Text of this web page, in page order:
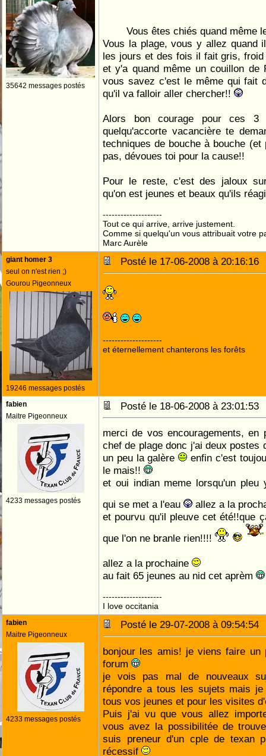
35642 messages postés
Vous êtes chiés quand même
Vous la plage, vous y allez quand
les jours et des fois il fait gris,
et y'a quand même un couillon de
vous savez c'est le même qui fait
qu'il va falloir aller chercher!!
Alors bon courage pour ces 3
quelqu'accorte vacancière te
techniques de bouche à bouche
pas, dévoues toi pour la cause!!
Pour le reste, c'est des jaloux
qu'on est jeunes et beaux qu'ils
--------------------
Tout ce qui arrive, arrive justement.
Comme si quelqu'un vous attribuait votre
Marc Aurèle
giant homer 3
seul on n'est rien ;)
Gourou Pigeonneux
19246 messages postés
Posté le 17-06-2008 à
--------------------
et éternellement chanterons les forêts
fabien
Maitre Pigeonneux
4233 messages postés
Posté le 18-06-2008 à
merci de vos encouragements,
chef de plage donc j'ai deux postes
un peu la galère
enfin c'est
le mais!!
et oui indian meme lorsqu'un pleu
qui se met a l'eau
allez a la
et pourvu qu'il pleuve cet été!!que
que l'on ne branle rien!!!!
allez a la prochaine
au fait 65 jeunes au nid cet aprèm
--------------------
I love occitania
fabien
Maitre Pigeonneux
4233 messages postés
Posté le 29-07-2008 à
bonjour les amis! je viens faire
forum
je vois pas mal de nouveaux
répondre a tous les sujets mais
tous vos jeunes et pour les visites
Puis j'ai vu que vous allez
vous avez la possibilitée de
suis preneur d'un cple de texan
récessif